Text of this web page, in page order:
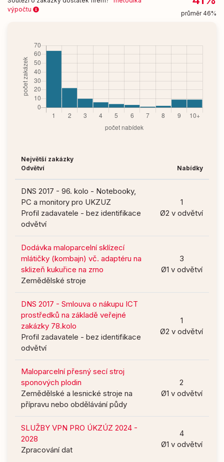
výpočtu
průměr 46%
Největší zakázky
Odvětví
Nabídky
DNS 2017 - 96. kolo - Notebooky,
PC a monitory pro UKZUZ
Profil zadavatele - bez identifikace
odvětví
1
Ø2 v odvětví
Dodávka maloparcelní sklízecí
mlátičky (kombajn) vč. adaptéru na
sklizeň kukuřice na zrno
Zemědělské stroje
3
Ø1 v odvětví
DNS 2017 - Smlouva o nákupu ICT
prostředků na základě veřejné
zakázky 78.kolo
Profil zadavatele - bez identifikace
odvětví
1
Ø2 v odvětví
Maloparcelní přesný secí stroj
sponových plodin
Zemědělské a lesnické stroje na
přípravu nebo obdělávání půdy
2
Ø1 v odvětví
SLUŽBY VPN PRO ÚKZÚZ 2024 -
2028
Zpracování dat
4
Ø1 v odvětví